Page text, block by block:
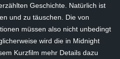
Geschichte. Natürlich ist
und zu täuschen. Die von
müssen also nicht unbedingt
wird die in Midnight
Kurzfilm mehr Details dazu